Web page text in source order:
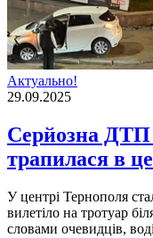
Актуально!
29.09.2025
Серйозна ДТП
трапилася в
У центрі Тернополя
вилетіло на тротуар
словами очевидців,